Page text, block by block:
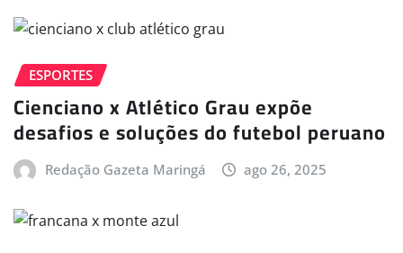
ESPORTES
Cienciano x Atlético Grau expõe
desafios e soluções do futebol peruano
Redação Gazeta Maringá ago 26, 2025